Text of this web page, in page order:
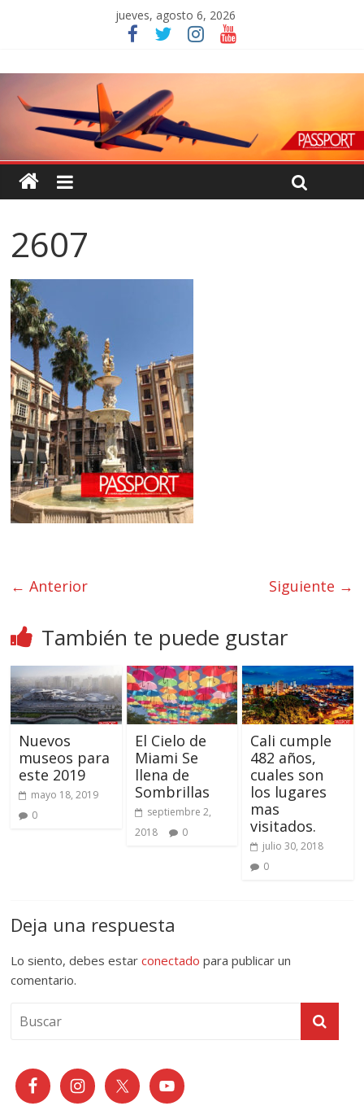
jueves, agosto 6, 2026
2607
← Anterior Siguiente →
También te puede gustar
Nuevos
museos para
este 2019
mayo 18, 2019
0
El Cielo de
Miami Se
llena de
Sombrillas
septiembre 2,
2018
0
Cali cumple
482 años,
cuales son
los lugares
mas
visitados.
julio 30, 2018
0
Deja una respuesta
Lo siento, debes estarconectado para publicar un
comentario.